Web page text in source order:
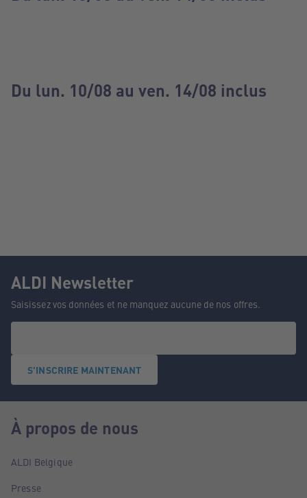
Du lun. 10/08 au ven. 14/08 inclus
ALDI Newsletter
Saisissez vos données et ne manquez aucune de nos offres.
S'INSCRIRE MAINTENANT
À propos de nous
ALDI Belgique
Presse